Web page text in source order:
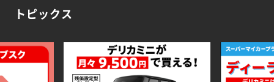
トピックス